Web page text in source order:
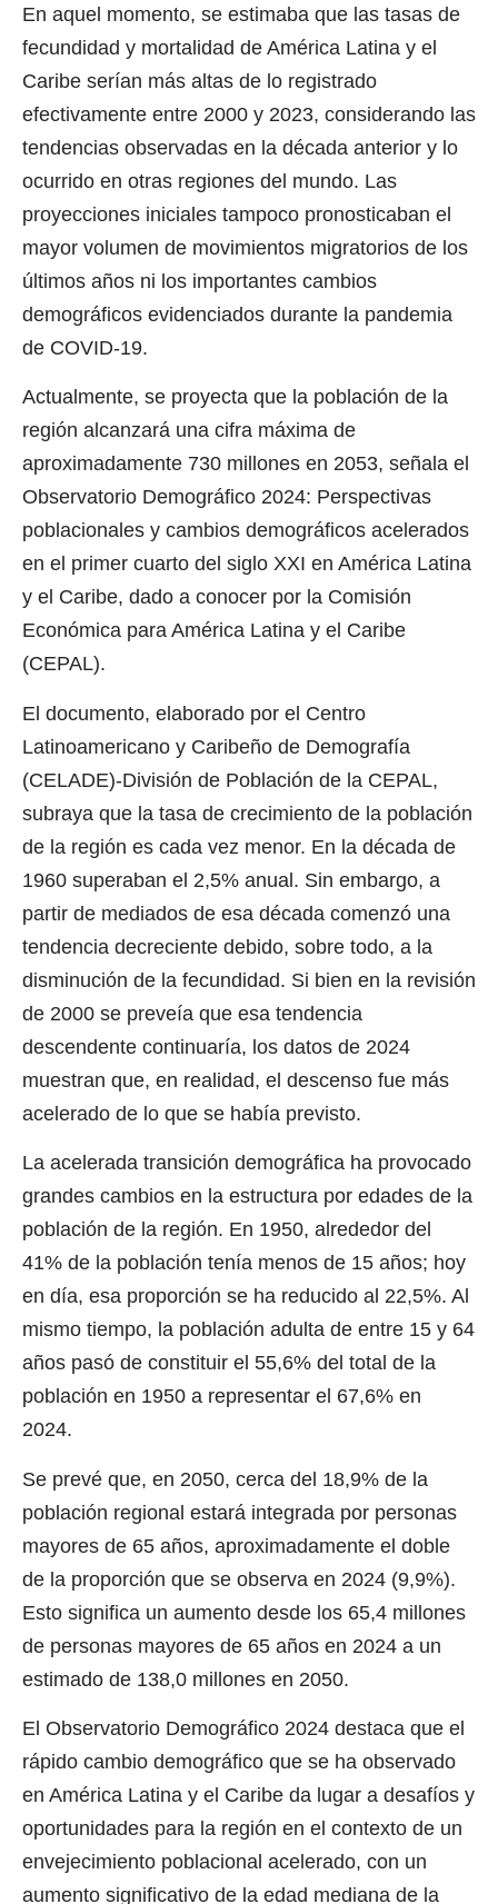
En aquel momento, se estimaba que las tasas de
fecundidad y mortalidad de América Latina y el
Caribe serían más altas de lo registrado
efectivamente entre 2000 y 2023, considerando las
tendencias observadas en la década anterior y lo
ocurrido en otras regiones del mundo. Las
proyecciones iniciales tampoco pronosticaban el
mayor volumen de movimientos migratorios de los
últimos años ni los importantes cambios
demográficos evidenciados durante la pandemia
de COVID-19.
Actualmente, se proyecta que la población de la
región alcanzará una cifra máxima de
aproximadamente 730 millones en 2053, señala el
Observatorio Demográfico 2024: Perspectivas
poblacionales y cambios demográficos acelerados
en el primer cuarto del siglo XXI en América Latina
y el Caribe, dado a conocer por la Comisión
Económica para América Latina y el Caribe
(CEPAL).
El documento, elaborado por el Centro
Latinoamericano y Caribeño de Demografía
(CELADE)-División de Población de la CEPAL,
subraya que la tasa de crecimiento de la población
de la región es cada vez menor. En la década de
1960 superaban el 2,5% anual. Sin embargo, a
partir de mediados de esa década comenzó una
tendencia decreciente debido, sobre todo, a la
disminución de la fecundidad. Si bien en la revisión
de 2000 se preveía que esa tendencia
descendente continuaría, los datos de 2024
muestran que, en realidad, el descenso fue más
acelerado de lo que se había previsto.
La acelerada transición demográfica ha provocado
grandes cambios en la estructura por edades de la
población de la región. En 1950, alrededor del
41% de la población tenía menos de 15 años; hoy
en día, esa proporción se ha reducido al 22,5%. Al
mismo tiempo, la población adulta de entre 15 y 64
años pasó de constituir el 55,6% del total de la
población en 1950 a representar el 67,6% en
2024.
Se prevé que, en 2050, cerca del 18,9% de la
población regional estará integrada por personas
mayores de 65 años, aproximadamente el doble
de la proporción que se observa en 2024 (9,9%).
Esto significa un aumento desde los 65,4 millones
de personas mayores de 65 años en 2024 a un
estimado de 138,0 millones en 2050.
El Observatorio Demográfico 2024 destaca que el
rápido cambio demográfico que se ha observado
en América Latina y el Caribe da lugar a desafíos y
oportunidades para la región en el contexto de un
envejecimiento poblacional acelerado, con un
aumento significativo de la edad mediana de la